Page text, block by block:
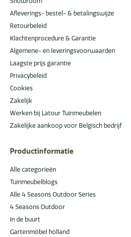
Afleverings- bestel- & betalingswijze
Retourbeleid
Klachtenprocedure & Garantie
Algemene- en leveringsvoorwaarden
Laagste prijs garantie
Privacybeleid
Cookies
Zakelijk
Werken bij Latour Tuinmeubelen
Zakelijke aankoop voor Belgisch bedrijf
Productinformatie
Alle categorieën
Tuinmeubelblogs
Alle 4 Seasons Outdoor Series
4 Seasons Outdoor
In de buurt
Gartenmöbel holland